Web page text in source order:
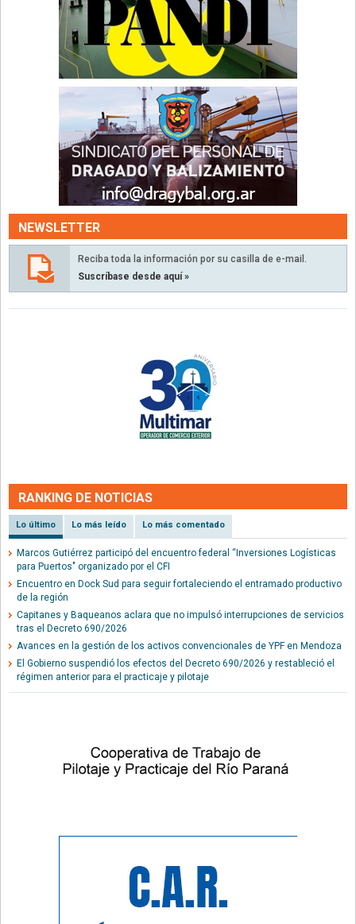
NEWSLETTER
Reciba toda la información por su casilla de e-mail.
Suscríbase desde aquí »
RANKING DE NOTICIAS
Lo último Lo más leído Lo más comentado
Marcos Gutiérrez participó del encuentro federal “Inversiones Logísticas
para Puertos" organizado por el CFI
Encuentro en Dock Sud para seguir fortaleciendo el entramado productivo
de la región
Capitanes y Baqueanos aclara que no impulsó interrupciones de servicios
tras el Decreto 690/2026
Avances en la gestión de los activos convencionales de YPF en Mendoza
El Gobierno suspendió los efectos del Decreto 690/2026 y restableció el
régimen anterior para el practicaje y pilotaje